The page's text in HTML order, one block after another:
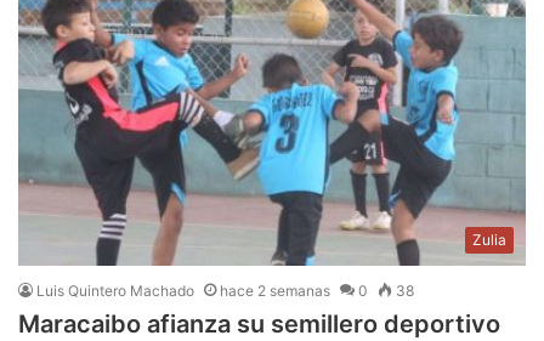
Zulia
Luis Quintero Machado hace 2 semanas 0 38
Maracaibo afianza su semillero deportivo